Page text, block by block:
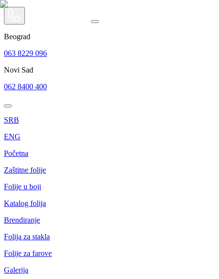
Beograd
063 8229 096
Novi Sad
062 8400 400
SRB
ENG
Početna
Zaštitne folije
Folije u boji
Katalog folija
Brendiranje
Folija za stakla
Folije za farove
Galerija